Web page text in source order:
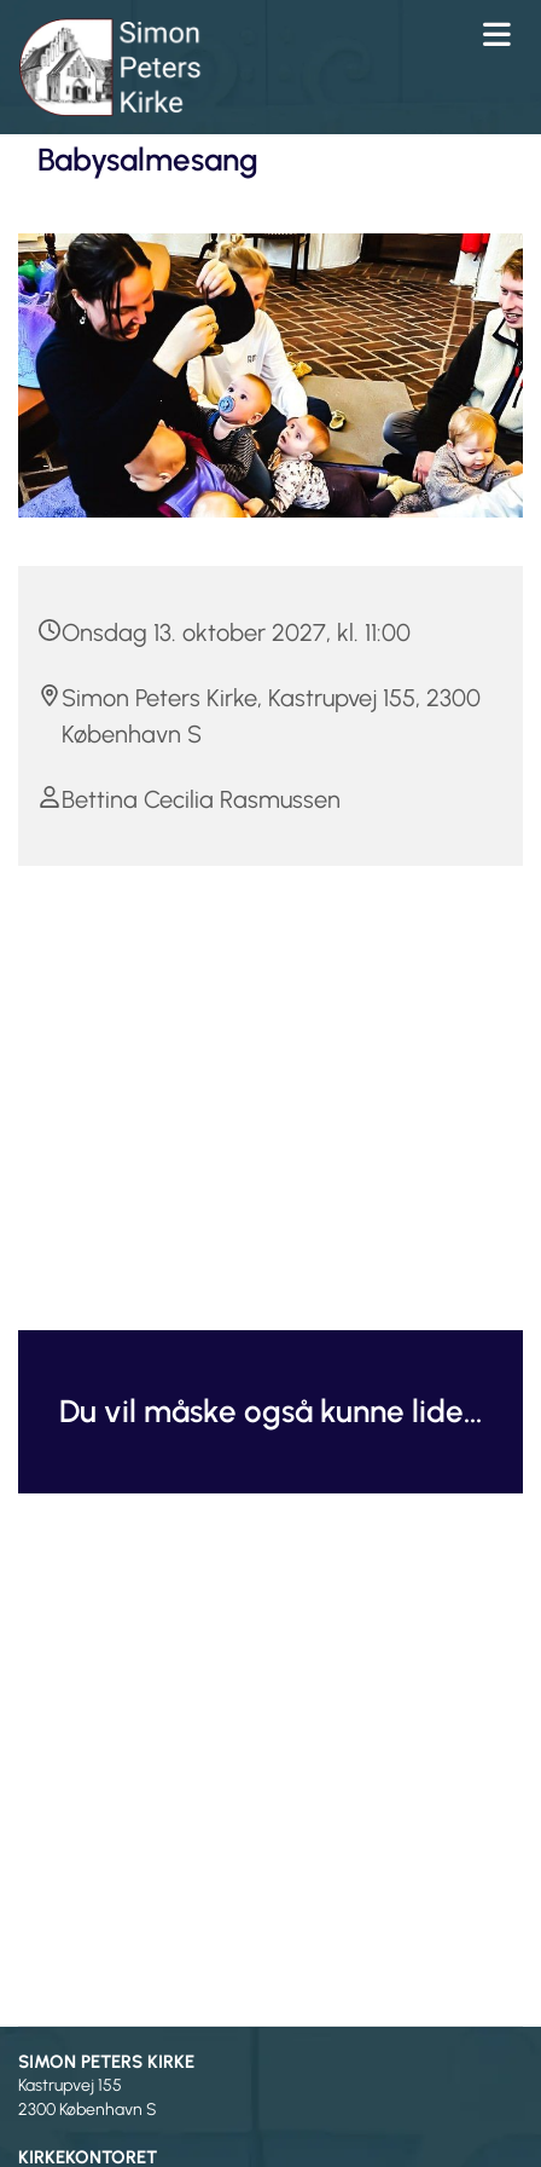
Babysalmesang
Onsdag 13. oktober 2027, kl. 11:00
Simon Peters Kirke, Kastrupvej 155, 2300
København S
Bettina Cecilia Rasmussen
Du vil måske også kunne lide...
SIMON PETERS KIRKE
Kastrupvej 155
2300 København S
KIRKEKONTORET